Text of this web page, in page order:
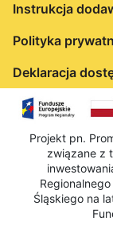
Instrukcja
Polityka
Deklaracja
Projekt pn.
związane z
Śląskiego na